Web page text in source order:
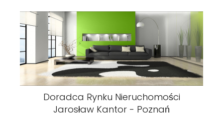
Doradca Rynku Nieruchomości
Jarosław Kantor - Poznań